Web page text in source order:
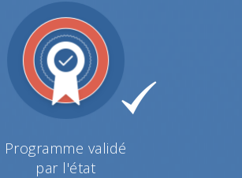
Programme validé
par l'état